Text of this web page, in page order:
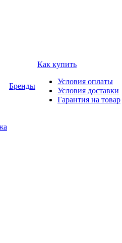
Бренды
Как купить
Условия оплаты
Условия доставки
Гарантия на товар